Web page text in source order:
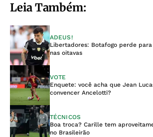
Leia Também:
ADEUS!
Libertadores: Botafogo perde
nas oitavas
VOTE
Enquete: você acha que Jean
convencer Ancelotti?
TÉCNICOS
Boa troca? Carille tem
no Brasileirão